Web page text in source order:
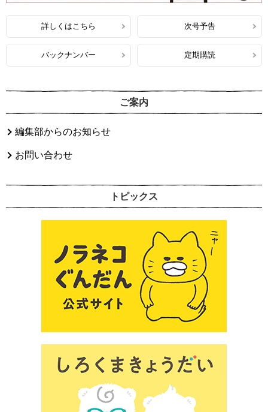
詳しくはこちら 次号予告
バックナンバー 定期購読
ご案内
編集部からのお知らせ
お問い合わせ
トピックス